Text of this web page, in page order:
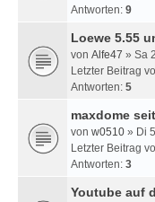
Antworten: 9
Loewe 5.55
von Alfe47 » Sa
Letzter Beitrag
Antworten: 5
maxdome
von w0510 » Di
Letzter Beitrag
Antworten: 3
Youtube auf